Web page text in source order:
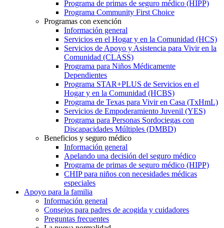
Programa de primas de seguro médico (HIPP)
Programa Community First Choice
Programas con exención
Información general
Servicios en el Hogar y en la Comunidad (HCS)
Servicios de Apoyo y Asistencia para Vivir en la
Comunidad (CLASS)
Programa para Niños Médicamente
Dependientes
Programa STAR+PLUS de Servicios en el
Hogar y en la Comunidad (HCBS)
Programa de Texas para Vivir en Casa (TxHmL)
Servicios de Empoderamiento Juvenil (YES)
Programa para Personas Sordociegas con
Discapacidades Múltiples (DMBD)
Beneficios y seguro médico
Información general
Apelando una decisión del seguro médico
Programa de primas de seguro médico (HIPP)
CHIP para niños con necesidades médicas
especiales
Apoyo para la familia
Información general
Consejos para padres de acogida y cuidadores
Preguntas frecuentes